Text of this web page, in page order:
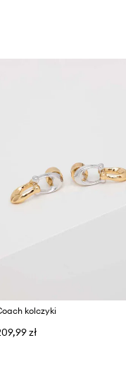
kolczyki
zł